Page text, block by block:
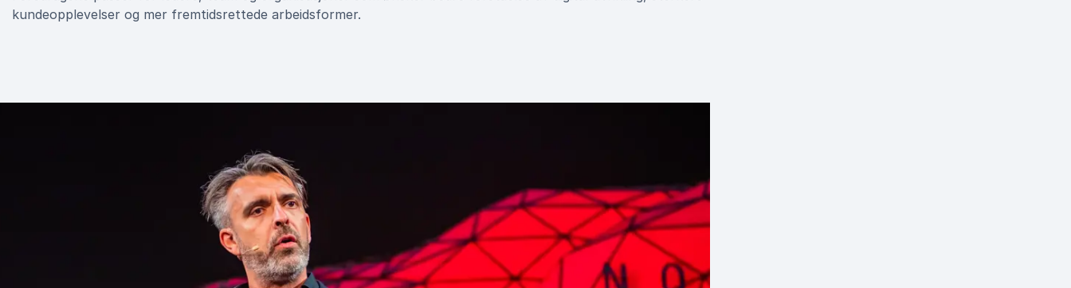
kundeopplevelser og mer fremtidsrettede arbeidsformer.